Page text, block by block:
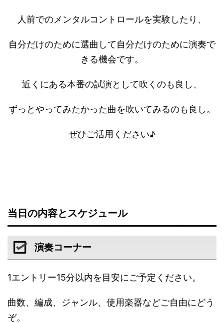
人前でのメンタルコントロールを実験したり、
自分だけのために選曲して自分だけのために演奏で
きる機会です。
近くにある本番の試演として吹くのも良し、
ずっとやってみたかった曲を吹いてみるのも良し。
ぜひご活用ください♪
当日の内容とスケジュール
演奏コーナー
1エントリー15分以内を目安にご予定ください。
曲数、編成、ジャンル、使用楽器などご自由にどう
ぞ。